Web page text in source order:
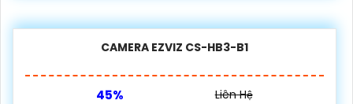
CAMERA EZVIZ CS-HB3-B1
45% Liên Hệ